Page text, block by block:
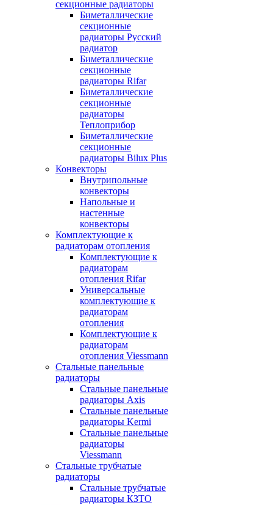
секционные радиаторы
Биметаллические
секционные
радиаторы Русский
радиатор
Биметаллические
секционные
радиаторы Rifar
Биметаллические
секционные
радиаторы
Теплоприбор
Биметаллические
секционные
радиаторы Bilux Plus
Конвекторы
Внутрипольные
конвекторы
Напольные и
настенные
конвекторы
Комплектующие к
радиаторам отопления
Комплектующие к
радиаторам
отопления Rifar
Универсальные
комплектующие к
радиаторам
отопления
Комплектующие к
радиаторам
отопления Viessmann
Стальные панельные
радиаторы
Стальные панельные
радиаторы Axis
Стальные панельные
радиаторы Kermi
Стальные панельные
радиаторы
Viessmann
Стальные трубчатые
радиаторы
Стальные трубчатые
радиаторы КЗТО